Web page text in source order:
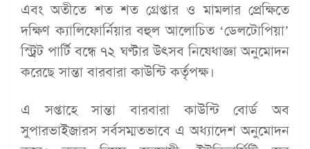
এবং অতীতে শত শত গ্রেপ্তার ও মামলার প্রেক্ষিতে
দক্ষিণ ক্যালিফোর্নিয়ার বহুল আলোচিত ‘ডেলটোপিয়া’
স্ট্রিট পার্টি বন্ধে ৭২ ঘণ্টার উৎসব নিষেধাজ্ঞা অনুমোদন
করেছে সান্তা বারবারা কাউন্টি কর্তৃপক্ষ।
এ সপ্তাহে সান্তা বারবারা কাউন্টি বোর্ড অব
সুপারভাইজারস সর্বসম্মতভাবে এ অধ্যাদেশ অনুমোদন